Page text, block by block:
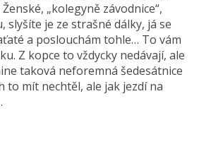
„kolegyně závodnice“,
slyšíte je ze strašné dálky, já se
a poslouchám tohle… To vám
Z kopce to vždycky nedávají, ale
taková neforemná šedesátnice
to mít nechtěl, ale jak jezdí na